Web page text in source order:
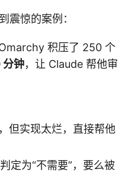
震惊的案例：
积压了 250 个
钟，让 Claude 帮他审
但实现太烂，直接帮他
定为“不需要”，要么被